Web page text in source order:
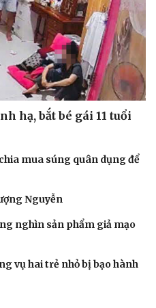
Cửa sổ tình yêu
Kể chuyện cho bé
Hạt giống tâm hồn
hạ, bắt bé gái 11 tuổi
mua súng quân dụng để
Nguyễn
nghìn sản phẩm giả mạo
vụ hai trẻ nhỏ bị bạo hành